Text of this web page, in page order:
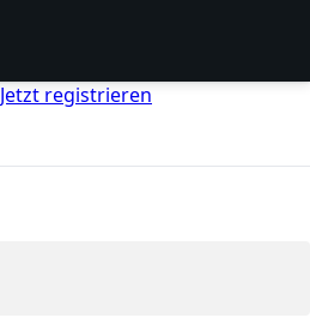
Jetzt registrieren